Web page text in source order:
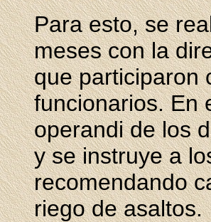
Para esto, se
meses con la
que participaron
funcionarios. En
operandi de los
y se instruye a
recomendando
riego de asaltos.